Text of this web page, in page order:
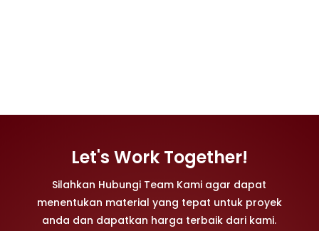
Let's Work Together!
Silahkan Hubungi Team Kami agar dapat
menentukan material yang tepat untuk proyek
anda dan dapatkan harga terbaik dari kami.